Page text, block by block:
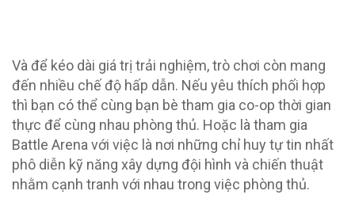
Và để kéo dài giá trị trải nghiệm, trò chơi còn mang
đến nhiều chế độ hấp dẫn. Nếu yêu thích phối hợp
thì bạn có thể cùng bạn bè tham gia co-op thời gian
thực để cùng nhau phòng thủ. Hoặc là tham gia
Battle Arena với việc là nơi những chỉ huy tự tin nhất
phô diễn kỹ năng xây dựng đội hình và chiến thuật
nhằm cạnh tranh với nhau trong việc phòng thủ.